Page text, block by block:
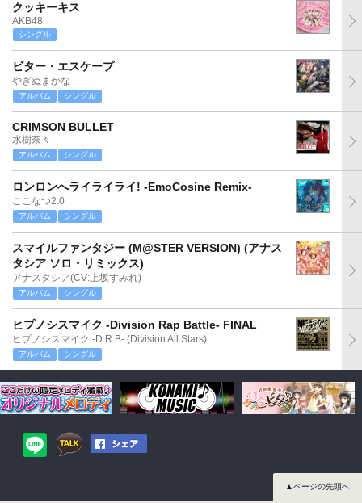
クッキーキス
AKB48
シングル
ビター・エスケープ
やぎぬまかな
アルバム シングル
CRIMSON BULLET
水樹奈々
アルバム シングル
ロンロンへライライライ! -EmoCosine Remix-
ここなつ2.0
アルバム シングル
スマイルファンタジー (M@STER VERSION) (アナス
タシア ソロ・リミックス)
アナスタシア(CV:上坂すみれ)
アルバム シングル
ヒプノシスマイク -Division Rap Battle- FINAL
ヒプノシスマイク -D.R.B- (Division All Stars)
アルバム シングル
▲ページの先頭へ